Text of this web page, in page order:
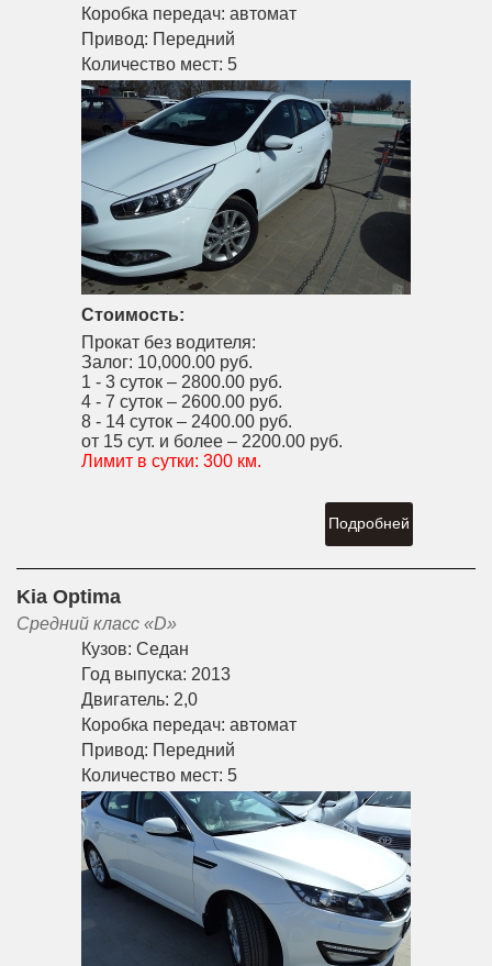
Коробка передач: автомат
Привод: Передний
Количество мест: 5
Стоимость:
Прокат без водителя:
Залог: 10,000.00 руб.
1 - 3 суток – 2800.00 руб.
4 - 7 суток – 2600.00 руб.
8 - 14 суток – 2400.00 руб.
от 15 сут. и более – 2200.00 руб.
Лимит в сутки: 300 км.
Подробней
Kia Optima
Средний класс «D»
Кузов: Седан
Год выпуска: 2013
Двигатель: 2,0
Коробка передач: автомат
Привод: Передний
Количество мест: 5